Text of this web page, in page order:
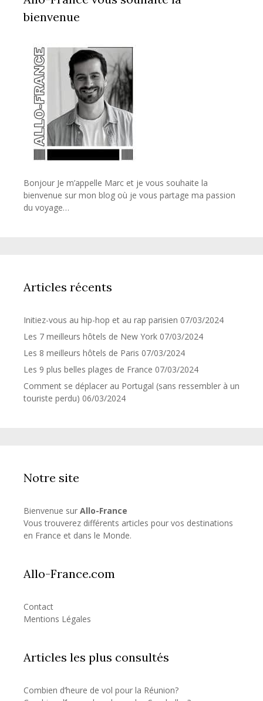
bienvenue
Bonjour Je m’appelle Marc et je vous souhaite la
bienvenue sur mon blog où je vous partage ma passion
du voyage…
Articles récents
Initiez-vous au hip-hop et au rap parisien 07/03/2024
Les 7 meilleurs hôtels de New York 07/03/2024
Les 8 meilleurs hôtels de Paris 07/03/2024
Les 9 plus belles plages de France 07/03/2024
Comment se déplacer au Portugal (sans ressembler à un
touriste perdu) 06/03/2024
Notre site
Bienvenue sur Allo-France
Vous trouverez différents articles pour vos destinations
en France et dans le Monde.
Allo-France.com
Contact
Mentions Légales
Articles les plus consultés
Combien d’heure de vol pour la Réunion?